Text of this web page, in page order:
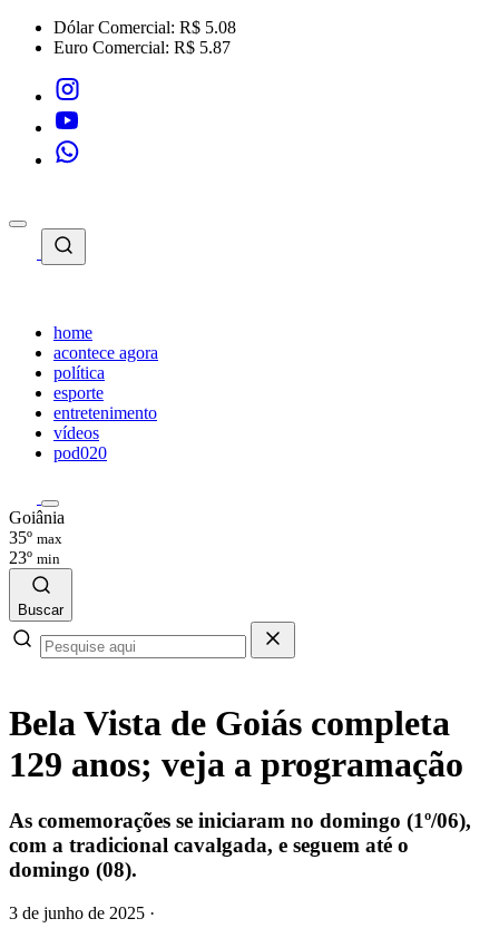
Dólar Comercial: R$ 5.08
Euro Comercial: R$ 5.87
home
acontece agora
política
esporte
entretenimento
vídeos
pod020
Goiânia
35º max
23º min
Buscar
Bela Vista de Goiás completa
129 anos; veja a programação
As comemorações se iniciaram no domingo (1º/06),
com a tradicional cavalgada, e seguem até o
domingo (08).
3 de junho de 2025 ·